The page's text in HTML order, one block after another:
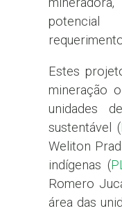
Estes
mineração
unidades
sustentável (
Weliton
indígenas (
Romero
área das